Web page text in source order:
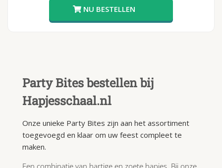
Party Bites bestellen bij
Hapjesschaal.nl
Onze unieke Party Bites zijn aan het assortiment
toegevoegd en klaar om uw feest compleet te
maken.
Een combinatie van hartige en zoete hapjes. Bij onze